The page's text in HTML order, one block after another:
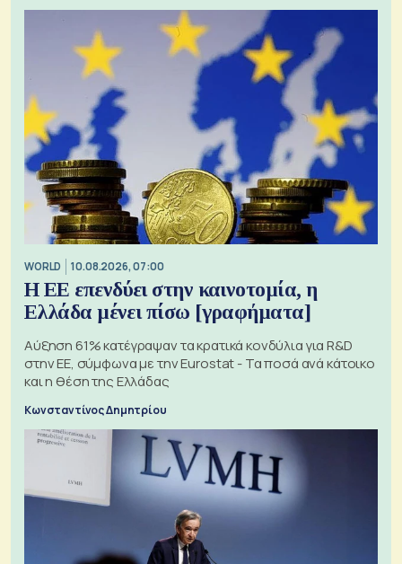
WORLD 10.08.2026, 07:00
Η ΕΕ επενδύει στην καινοτομία, η
Ελλάδα μένει πίσω [γραφήματα]
Αύξηση 61% κατέγραψαν τα κρατικά κονδύλια για R&D
στην ΕΕ, σύμφωνα με την Eurostat - Τα ποσά ανά κάτοικο
και η θέση της Ελλάδας
Κωνσταντίνος Δημητρίου